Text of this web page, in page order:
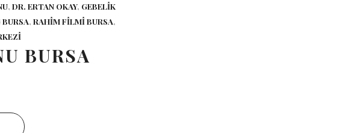
, DR. ERTAN OKAY, GEBELIK
BURSA, RAHIM FILMI BURSA,
BURSA